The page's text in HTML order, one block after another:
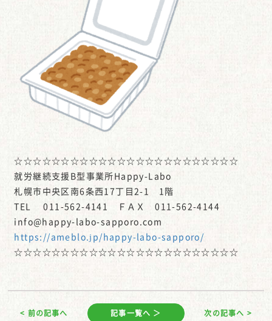
☆☆☆☆☆☆☆☆☆☆☆☆☆☆☆☆☆☆☆☆☆☆☆☆
就労継続支援B型事業所Happy-Labo
札幌市中央区南6条西17丁目2-1 1階
TEL 011-562-4141 ＦＡＸ 011-562-4144
info@happy-labo-sapporo.com
https://ameblo.jp/happy-labo-sapporo/
☆☆☆☆☆☆☆☆☆☆☆☆☆☆☆☆☆☆☆☆☆☆☆☆
< 前の記事へ 記事一覧へ ＞ 次の記事へ >